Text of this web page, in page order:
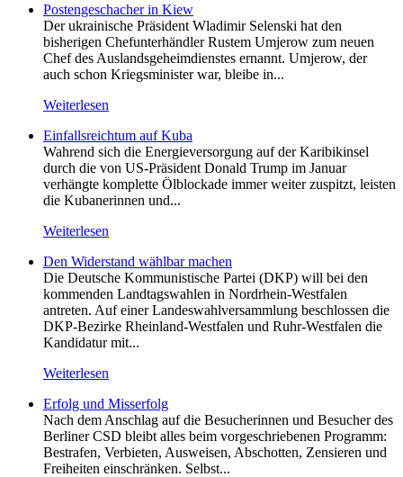
Postengeschacher in Kiew
Der ukrainische Präsident Wladimir Selenski hat den
bisherigen Chefunterhändler Rustem Umjerow zum neuen
Chef des Auslandsgeheimdienstes ernannt. Umjerow, der
auch schon Kriegsminister war, bleibe in...
Weiterlesen
Einfallsreichtum auf Kuba
Wahrend sich die Energieversorgung auf der Karibikinsel
durch die von US-Präsident Donald Trump im Januar
verhängte komplette Ölblockade immer weiter zuspitzt, leisten
die Kubanerinnen und...
Weiterlesen
Den Widerstand wählbar machen
Die Deutsche Kommunistische Partei (DKP) will bei den
kommenden Landtagswahlen in Nordrhein-Westfalen
antreten. Auf einer Landeswahlversammlung beschlossen die
DKP-Bezirke Rheinland-Westfalen und Ruhr-Westfalen die
Kandidatur mit...
Weiterlesen
Erfolg und Misserfolg
Nach dem Anschlag auf die Besucherinnen und Besucher des
Berliner CSD bleibt alles beim vorgeschriebenen Programm:
Bestrafen, Verbieten, Ausweisen, Abschotten, Zensieren und
Freiheiten einschränken. Selbst...